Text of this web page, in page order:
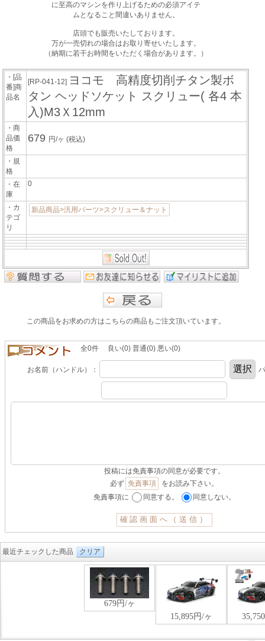
に至高のマシンを作り上げるための必須アイテ
ムとなること間違いありません。
店頭でも販売いたしております。
万が一売切れの場合はお取り寄せいたします。
（納期に若干お時間をいただく場合があります。）
・[品
番]商
品名
[RP-041-12] ヨコモ 高精度切削チタン製ボ
タン ヘッドソケット スクリュー( 各4 本
入)M3Ｘ12mm
・商
品価
格
679 円/ヶ(税込)
・規
格
・在
庫
0
・カ
テゴ
リ
新品商品>汎用パーツ>スクリュー＆ナット
この商品をお求めの方はこちらの商品もご注文頂いています。
全0件 良い(0) 普通(0) 悪い(0)
お名前（ハンドル）：
投稿には免責事項の同意が必要です。
必ず 免責事項
をお読み下さい。
免責事項に
同意する。 同意しない。
最近チェックした商品 クリア